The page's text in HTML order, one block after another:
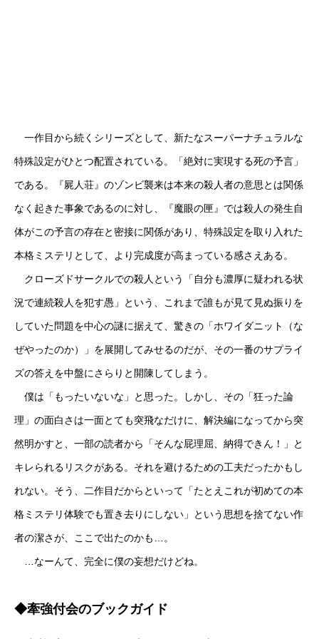
一作目から続くシリーズとして、新たなスーパーナチュラルな
特殊設定がひとつ配置されている。「絶対に実現する死の予言」
である。『屍人荘』のゾンビ襲来は本来の殺人者の意思とは関係
なく起きた事象であるのに対し、『魔眼の匣』では殺人の発生自
体がこの予言の存在と密接に関係があり、特殊設定を取り入れた
本格ミステリとして、より完成度が高まっている感さえある。
クローズドサークルでの殺人という「自分も濃厚に疑われる状
況で連続殺人を犯す愚」という、これまで誰もが見て見ぬ振りを
していた問題を中心の謎に据えて、驚きの「ホワイダニット（な
ぜやったのか）」を展開してみせるのだが、その一番のサプライ
ズの答えを中盤にさらりと開陳してしまう。
僕は「もったいないな」と思った。しかし、その「狂った論
理」の面白さは一面とても突飛なだけに、解決編になってから突
然明かすと、一部の読者から「そんな屁理屈、納得できん！」と
キレられるリスクがある。それを避けるための工夫だったかもし
れない。そう、二作目だからといって「たとえこれが初めての本
格ミステリ体験でも置き去りにしない」という思想を捨てない作
者の潔さが、ここで出たのかも…。
…なーんて、完全に僕の妄想だけどね。
◆牽強付会のブックガイド